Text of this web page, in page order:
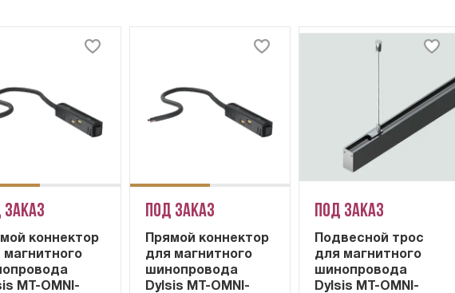
коннектор
магнитного
MT-OMNI-
Под заказ
Прямой коннектор
для магнитного
шинопровода
Dylsis MT-OMNI-
Под заказ
Подвесной трос
для магнитного
шинопровода
Dylsis MT-OMNI-